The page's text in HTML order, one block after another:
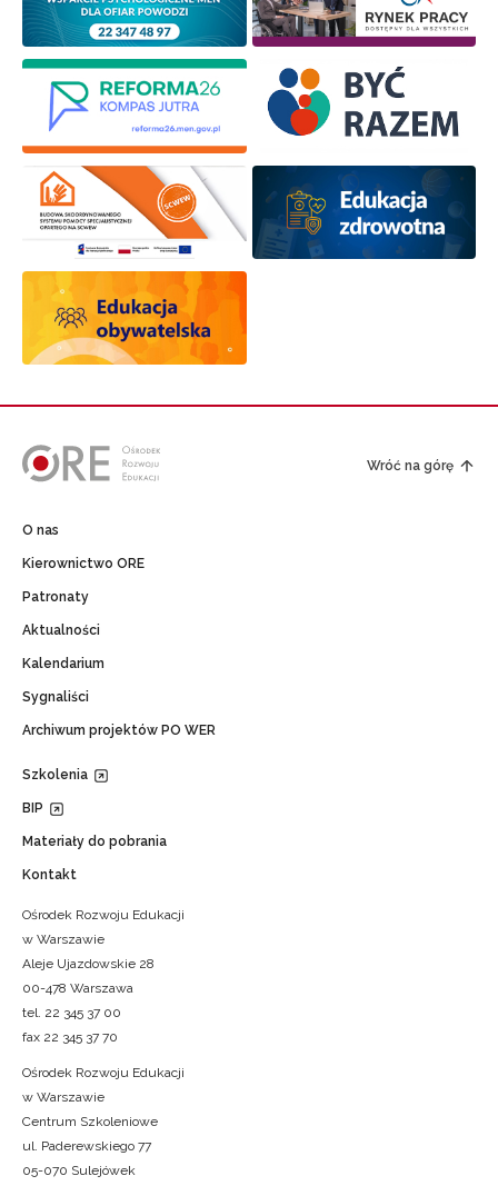
Wróć na górę
O nas
Kierownictwo ORE
Patronaty
Aktualności
Kalendarium
Sygnaliści
Archiwum projektów PO WER
Szkolenia
BIP
Materiały do pobrania
Kontakt
Ośrodek Rozwoju Edukacji
w Warszawie
Aleje Ujazdowskie 28
00-478 Warszawa
tel. 22 345 37 00
fax 22 345 37 70
Ośrodek Rozwoju Edukacji
w Warszawie
Centrum Szkoleniowe
ul. Paderewskiego 77
05-070 Sulejówek